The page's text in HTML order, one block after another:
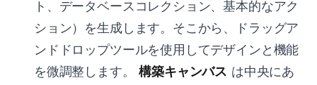
ト、データベースコレクション、基本的なアク
ション）を生成します。そこから、ドラッグア
ンドドロップツールを使用してデザインと機能
を微調整します。構築キャンバス は中央にあ